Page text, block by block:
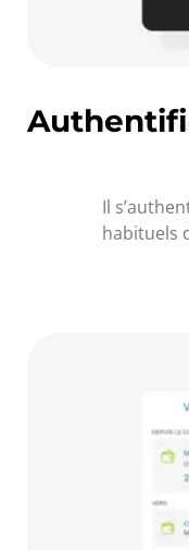
Il
habituels